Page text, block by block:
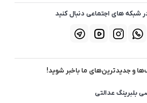
در شبکه های اجتماعی دنبال کنید
و جدیدترین‌های ما باخبر شوید!
بلبرینگ عدالتی